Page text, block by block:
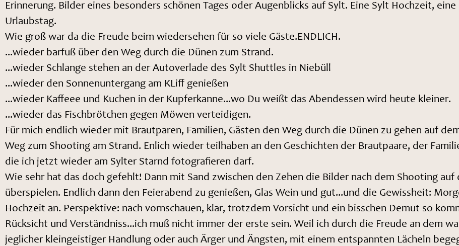
Erinnerung. Bilder eines besonders schönen Tages oder Augenblicks auf Sylt. Eine Sylt Hochzeit,
Urlaubstag.
Wie groß war da die Freude beim wiedersehen für so viele Gäste.ENDLICH.
...wieder barfuß über den Weg durch die Dünen zum Strand.
...wieder Schlange stehen an der Autoverlade des Sylt Shuttles in Niebüll
...wieder den Sonnenuntergang am KLiff genießen
...wieder Kaffeee und Kuchen in der Kupferkanne...wo Du weißt das Abendessen wird heute kleiner.
...wieder das Fischbrötchen gegen Möwen verteidigen.
Für mich endlich wieder mit Brautparen, Familien, Gästen den Weg durch die Dünen zu gehen auf
Weg zum Shooting am Strand. Enlich wieder teilhaben an den Geschichten der Brautpaare, der
die ich jetzt wieder am Sylter Starnd fotografieren darf.
Wie sehr hat das doch gefehlt! Dann mit Sand zwischen den Zehen die Bilder nach dem Shooting auf
überspielen. Endlich dann den Feierabend zu genießen, Glas Wein und gut...und die Gewissheit:
Hochzeit an. Perspektive: nach vornschauen, klar, trotzdem Vorsicht und ein bisschen Demut so
Rücksicht und Verständniss...ich muß nicht immer der erste sein. Weil ich durch die Freude an dem
jeglicher kleingeistiger Handlung oder auch Ärger und Ängsten, mit einem entspannten Lächeln